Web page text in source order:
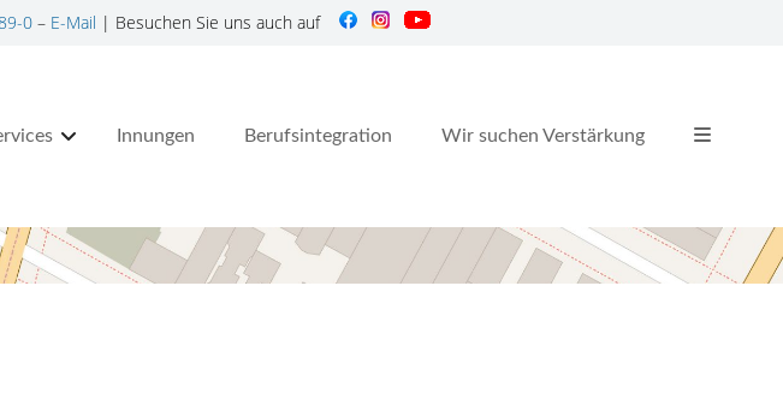
0– E-Mail | Besuchen Sie uns auch auf
Innungen Berufsintegration Wir suchen Verstärkung